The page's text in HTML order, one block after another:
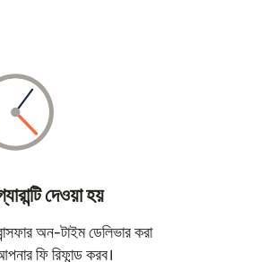
দেওয়া হয়
অন-টাইম ডেলিভার করা
ফি রিফান্ড করব।